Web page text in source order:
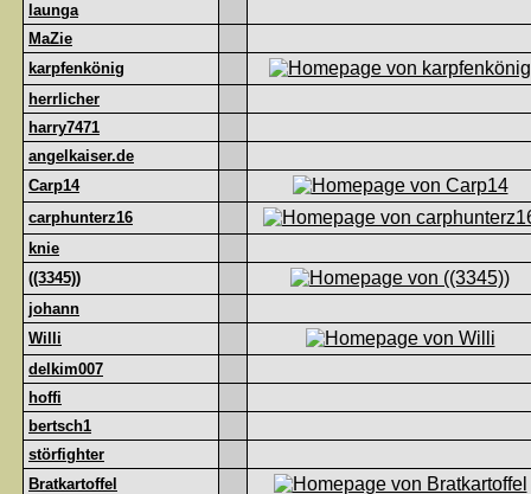
launga
MaZie
karpfenkönig
herrlicher
harry7471
angelkaiser.de
Carp14
carphunterz16
knie
((3345))
johann
Willi
delkim007
hoffi
bertsch1
störfighter
Bratkartoffel